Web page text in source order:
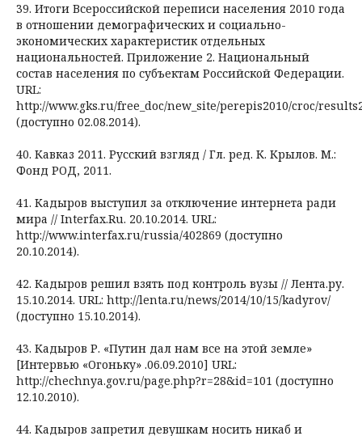
39. Итоги Всероссийской переписи населения 2010 года
в отношении демографических и социально-
экономических характеристик отдельных
национальностей. Приложение 2. Национальный
состав населения по субъектам Российской Федерации.
URL:
http://www.gks.ru/free_doc/new_site/perepis2010/croc/
(доступно 02.08.2014).
40. Кавказ 2011. Русский взгляд / Гл. ред. К. Крылов. М.:
Фонд РОД, 2011.
41. Кадыров выступил за отключение интернета ради
мира // Interfax.Ru. 20.10.2014. URL:
http://www.interfax.ru/russia/402869 (доступно
20.10.2014).
42. Кадыров решил взять под контроль вузы // Лента.ру.
15.10.2014. URL: http://lenta.ru/news/2014/10/15/kadyrov/
(доступно 15.10.2014).
43. Кадыров Р. «Путин дал нам все на этой земле»
[Интервью «Огоньку» .06.09.2010] URL:
http://chechnya.gov.ru/page.php?r=28&id=101 (доступно
12.10.2010).
44. Кадыров запретил девушкам носить никаб и